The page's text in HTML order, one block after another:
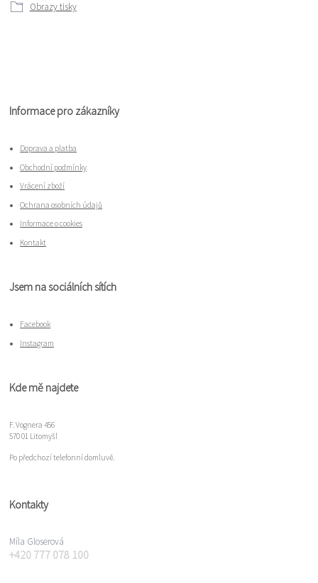
Obrazy tisky
Informace pro zákazníky
Doprava a platba
Obchodní podmínky
Vrácení zboží
Ochrana osobních údajů
Informace o cookies
Kontakt
Jsem na sociálních sítích
Facebook
Instagram
Kde mě najdete
F. Vognera 456
570 01 Litomyšl
Po předchozí telefonní domluvě.
Kontakty
Míla Gloserová
+420 777 078 100